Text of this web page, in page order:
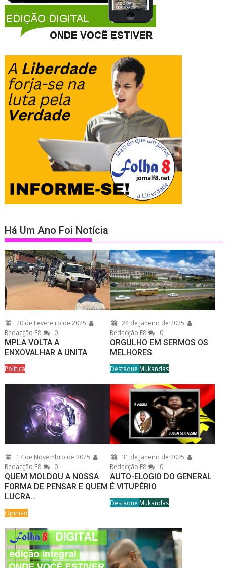
Há Um Ano Foi Notícia
20 de Fevereiro de 2025
Redacção F8
0
MPLA VOLTA A
ENXOVALHAR A UNITA
Política
24 de Janeiro de 2025
Redacção F8
0
ORGULHO EM SERMOS OS
MELHORES
Destaque Mukandas
17 de Novembro de 2025
Redacção F8
0
QUEM MOLDOU A NOSSA
FORMA DE PENSAR E QUEM
LUCRA…
Opinião
31 de Janeiro de 2025
Redacção F8
0
AUTO-ELOGIO DO GENERAL
É VITUPÉRIO
Destaque Mukandas